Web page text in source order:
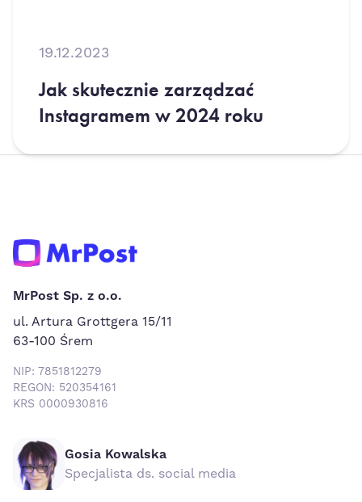
19.12.2023
Jak skutecznie zarządzać
Instagramem w 2024 roku
MrPost Sp. z o.o.
ul. Artura Grottgera 15/11
63-100 Śrem
NIP: 7851812279
REGON: 520354161
KRS 0000930816
Gosia Kowalska
Specjalista ds. social media